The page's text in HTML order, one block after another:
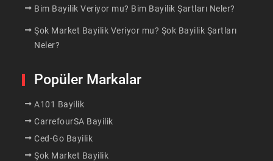
Bim Bayilik Veriyor mu? Bim Bayilik Şartları Neler?
Şok Market Bayilik Veriyor mu? Şok Bayilik Şartları
Neler?
Popüler Markalar
A101 Bayilik
CarrefourSA Bayilik
Ced-Go Bayilik
Şok Market Bayilik